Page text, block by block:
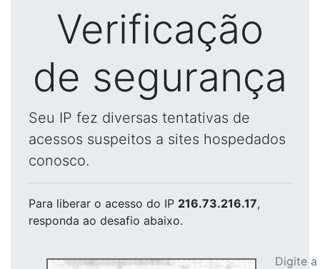
Verificação
de segurança
Seu IP fez diversas tentativas de
acessos suspeitos a sites hospedados
conosco.
Para liberar o acesso do IP 216.73.216.17,
responda ao desafio abaixo.
Digite